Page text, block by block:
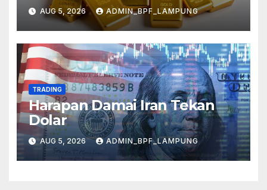
Mereda
AUG 5, 2026 ADMIN_BPF_LAMPUNG
TRADING
Harapan Damai Iran Tekan
Dolar
AUG 5, 2026 ADMIN_BPF_LAMPUNG